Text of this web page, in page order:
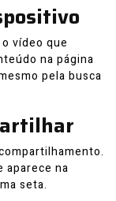
vídeo que
na página
pela busca
aparece na
seta.